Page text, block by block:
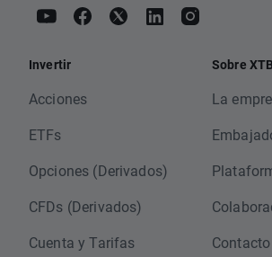
Invertir
Acciones
ETFs
Opciones (Derivados)
CFDs (Derivados)
Cuenta y Tarifas
Sobre XTB
La
Contacto